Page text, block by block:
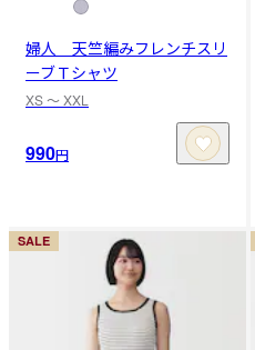
婦人 天竺編みフレンチスリ
ーブＴシャツ
XS 〜 XXL
990円
SALE